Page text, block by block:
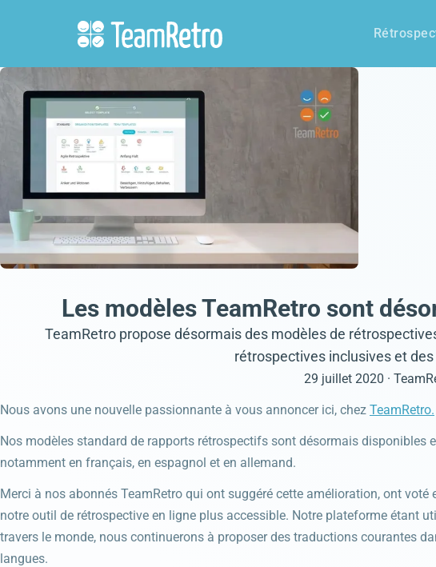
Les modèles TeamRetro sont
TeamRetro propose désormais des modèles de
rétrospectives inclusives et
29 juillet 2020 ·
Nous avons une nouvelle passionnante à vous annoncer ici, chez TeamRetro.
Nos modèles standard de rapports rétrospectifs sont désormais disponibles
notamment en français, en espagnol et en allemand.
Merci à nos abonnés TeamRetro qui ont suggéré cette amélioration, ont voté
notre outil de rétrospective en ligne plus accessible. Notre plateforme étant
travers le monde, nous continuerons à proposer des traductions courantes
langues.